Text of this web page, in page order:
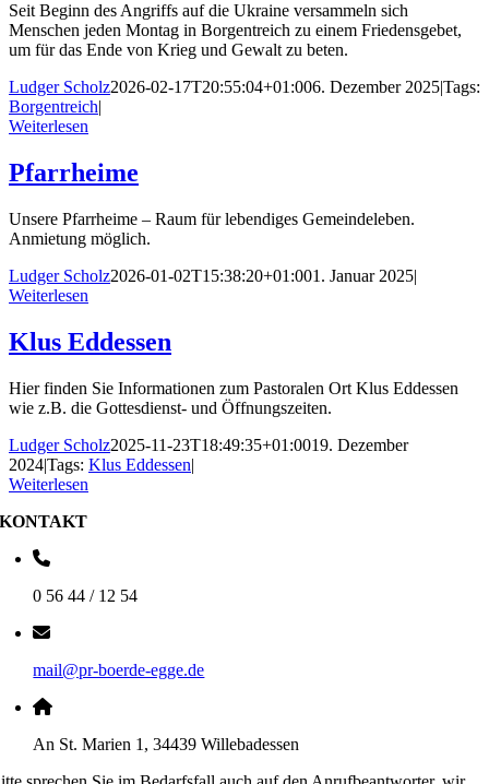
Seit Beginn des Angriffs auf die Ukraine versammeln sich
Menschen jeden Montag in Borgentreich zu einem Friedensgebet,
um für das Ende von Krieg und Gewalt zu beten.
Ludger Scholz2026-02-17T20:55:04+01:006. Dezember 2025|Tags:
Borgentreich|
Weiterlesen
Pfarrheime
Unsere Pfarrheime – Raum für lebendiges Gemeindeleben.
Anmietung möglich.
Ludger Scholz2026-01-02T15:38:20+01:001. Januar 2025|
Weiterlesen
Klus Eddessen
Hier finden Sie Informationen zum Pastoralen Ort Klus Eddessen
wie z.B. die Gottesdienst- und Öffnungszeiten.
Ludger Scholz2025-11-23T18:49:35+01:0019. Dezember
2024|Tags: Klus Eddessen|
Weiterlesen
KONTAKT
0 56 44 / 12 54
mail@pr-boerde-egge.de
An St. Marien 1, 34439 Willebadessen